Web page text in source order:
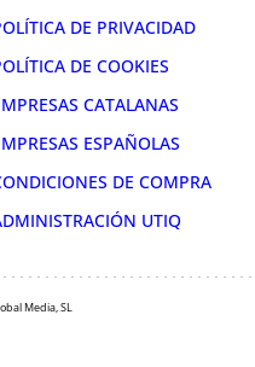
DE PRIVACIDAD
DE COOKIES
CATALANAS
ESPAÑOLAS
DE COMPRA
UTIQ
Media, SL